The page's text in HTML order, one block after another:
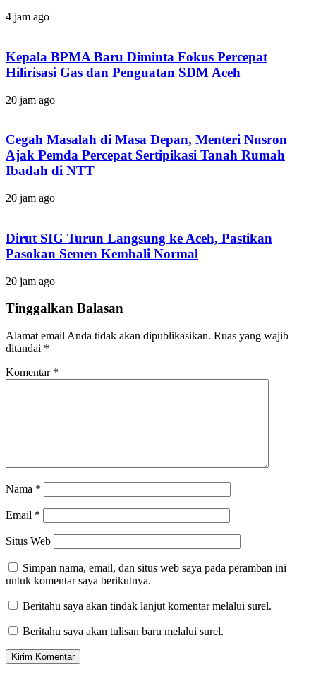
4 jam ago
Kepala BPMA Baru Diminta Fokus Percepat
Hilirisasi Gas dan Penguatan SDM Aceh
20 jam ago
Cegah Masalah di Masa Depan, Menteri Nusron
Ajak Pemda Percepat Sertipikasi Tanah Rumah
Ibadah di NTT
20 jam ago
Dirut SIG Turun Langsung ke Aceh, Pastikan
Pasokan Semen Kembali Normal
20 jam ago
Tinggalkan Balasan
Alamat email Anda tidak akan dipublikasikan. Ruas yang wajib
ditandai *
Komentar *
Nama *
Email *
Situs Web
Simpan nama, email, dan situs web saya pada peramban ini
untuk komentar saya berikutnya.
Beritahu saya akan tindak lanjut komentar melalui surel.
Beritahu saya akan tulisan baru melalui surel.